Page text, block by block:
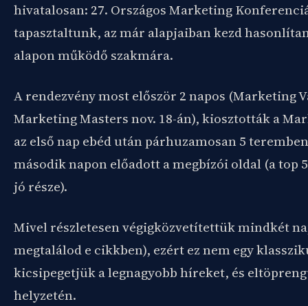
hivatalosan: 27. Országos Marketing
tapasztaltunk, az már alapjaiban kezd
alapon működő szakmára.
A rendezvény most először 2 napos (Marketing
Marketing Masters nov. 18-án), kiosztották a
az első nap ebéd után párhuzamosan 5
második napon előadott a megbízói oldal (a top
jó része).
Mivel részletesen végigközvetítettük mindkét
megtalálod e cikkben), ezért ez nem egy
kicsipegetjük a legnagyobb híreket, és
helyzetén.